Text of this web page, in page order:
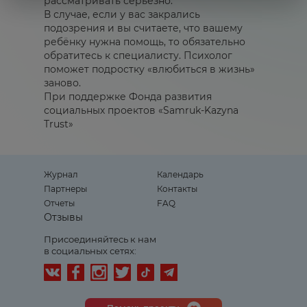
В случае, если у вас закрались
подозрения и вы считаете, что вашему
ребёнку нужна помощь, то обязательно
обратитесь к специалисту. Психолог
поможет подростку «влюбиться в жизнь»
заново.
При поддержке Фонда развития
социальных проектов «Samruk-Kazyna
Trust»
Журнал
Календарь
Партнеры
Контакты
Отчеты
FAQ
Отзывы
Присоединяйтесь к нам
в социальных сетях: